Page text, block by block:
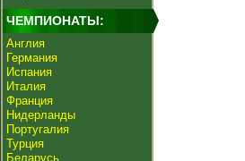
ЧЕМПИОНАТЫ:
Англия
Германия
Испания
Италия
Франция
Нидерланды
Португалия
Турция
Беларусь